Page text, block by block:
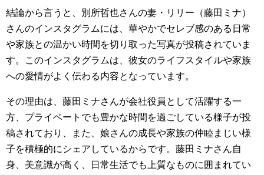
結論から言うと、別所哲也さんの妻・リリー（藤田ミナ）
さんのインスタグラムには、華やかでセレブ感のある日常
や家族との温かい時間を切り取った写真が投稿されていま
す。このインスタグラムは、彼女のライフスタイルや家族
への愛情がよく伝わる内容となっています。
その理由は、藤田ミナさんが会社役員として活躍する一
方、プライベートでも豊かな時間を過ごしている様子が投
稿されており、また、娘さんの成長や家族の仲睦まじい様
子を積極的にシェアしているからです。藤田ミナさん自
身、美意識が高く、日常生活でも上質なものに囲まれてい